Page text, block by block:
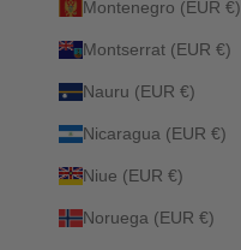
Montenegro (EUR €)
Montserrat (EUR €)
Nauru (EUR €)
Nicaragua (EUR €)
Niue (EUR €)
Noruega (EUR €)